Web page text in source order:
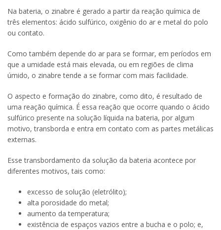
Na bateria, o zinabre é gerado a partir da reação química de
três elementos: ácido sulfúrico, oxigênio do ar e metal do polo
ou contato.
Como também depende do ar para se formar, em períodos em
que a umidade está mais elevada, ou em regiões de clima
úmido, o zinabre tende a se formar com mais facilidade.
O aspecto e formação do zinabre, como dito, é resultado de
uma reação química. É essa reação que ocorre quando o ácido
sulfúrico presente na solução líquida na bateria, por algum
motivo, transborda e entra em contato com as partes metálicas
externas.
Esse transbordamento da solução da bateria acontece por
diferentes motivos, tais como:
excesso de solução (eletrólito);
alta porosidade do metal;
aumento da temperatura;
existência de espaços vazios entre a bucha e o polo; e,